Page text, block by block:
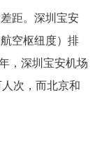
距。深圳宝安
空枢纽度）排
，深圳宝安机场
次，而北京和